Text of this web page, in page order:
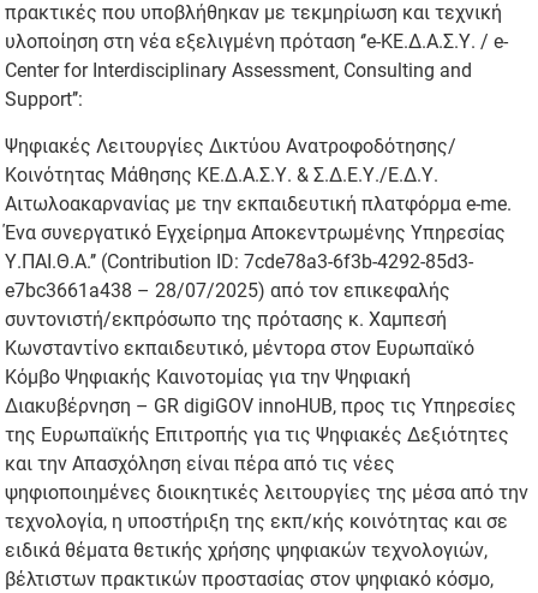
πρακτικές που υποβλήθηκαν με τεκμηρίωση και τεχνική
υλοποίηση στη νέα εξελιγμένη πρόταση ‘’e-ΚΕ.Δ.Α.Σ.Υ. / e-
Center for Interdisciplinary Assessment, Consulting and
Support’’:
Ψηφιακές Λειτουργίες Δικτύου Ανατροφοδότησης/
Κοινότητας Μάθησης ΚΕ.Δ.Α.Σ.Υ. & Σ.Δ.Ε.Υ./Ε.Δ.Υ.
Αιτωλοακαρνανίας με την εκπαιδευτική πλατφόρμα e-me.
Ένα συνεργατικό Εγχείρημα Αποκεντρωμένης Υπηρεσίας
Υ.ΠΑΙ.Θ.Α.’’ (Contribution ID: 7cde78a3-6f3b-4292-85d3-
e7bc3661a438 – 28/07/2025) από τον επικεφαλής
συντονιστή/εκπρόσωπο της πρότασης κ. Χαμπεσή
Κωνσταντίνο εκπαιδευτικό, μέντορα στον Ευρωπαϊκό
Κόμβο Ψηφιακής Καινοτομίας για την Ψηφιακή
Διακυβέρνηση – GR digiGOV innoHUB, προς τις Υπηρεσίες
της Ευρωπαϊκής Επιτροπής για τις Ψηφιακές Δεξιότητες
και την Απασχόληση είναι πέρα από τις νέες
ψηφιοποιημένες διοικητικές λειτουργίες της μέσα από την
τεχνολογία, η υποστήριξη της εκπ/κής κοινότητας και σε
ειδικά θέματα θετικής χρήσης ψηφιακών τεχνολογιών,
βέλτιστων πρακτικών προστασίας στον ψηφιακό κόσμο,